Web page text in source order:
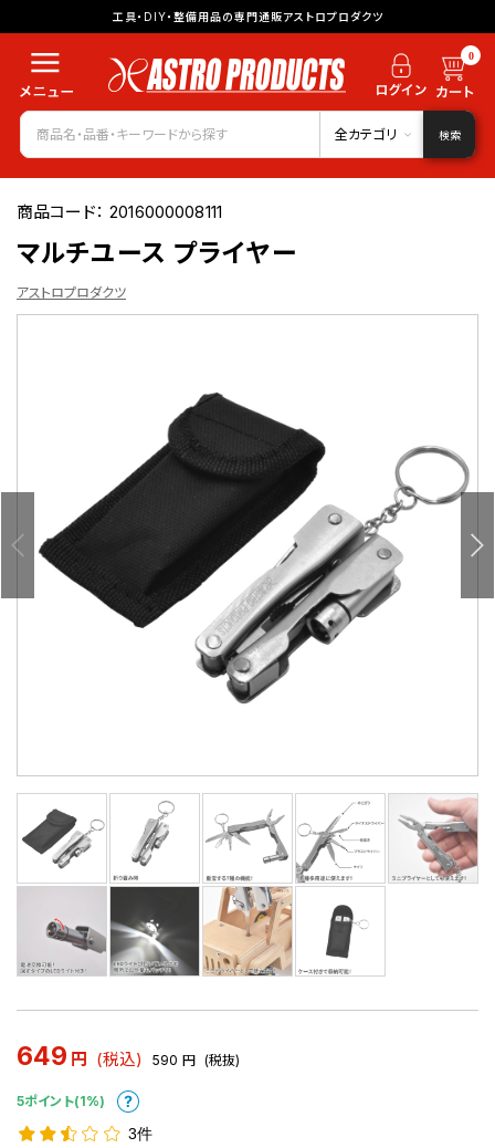
工具・DIY・整備用品の専門通販アストロプロダクツ
0
全カテゴリ 検索
商品コード：2016000008111
マルチユース プライヤー
アストロプロダクツ
649 円 (税込) 590 円 (税抜)
5ポイント(1%)
3件